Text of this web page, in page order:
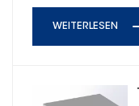
WEITERLESEN